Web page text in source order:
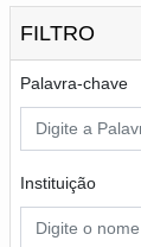
FILTRO
Palavra-chave
Instituição